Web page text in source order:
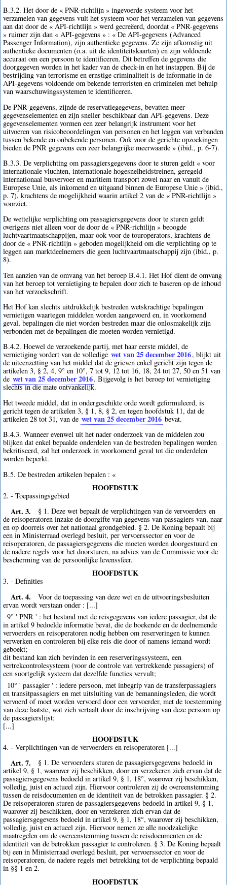
B.3.2. Het door de « PNR-richtlijn » ingevoerde systeem voor het
verzamelen van gegevens vult het systeem voor het verzamelen van gegevens
aan dat door de « API-richtlijn » werd gecreëerd, doordat « PNR-gegevens
» ruimer zijn dan « API-gegevens » : « De API-gegevens (Advanced
Passenger Information), zijn authentieke gegevens. Ze zijn afkomstig uit
authentieke documenten (o.a. uit de identiteitskaarten) en zijn voldoende
accuraat om een persoon te identificeren. Dit betreffen de gegevens die
doorgegeven worden in het kader van de check-in en het instappen. Bij de
bestrijding van terrorisme en ernstige criminaliteit is de informatie in de
API-gegevens voldoende om bekende terroristen en criminelen met behulp
van waarschuwingssystemen te identificeren.
De PNR-gegevens, zijnde de reservatiegegevens, bevatten meer
gegevenselementen en zijn sneller beschikbaar dan API-gegevens. Deze
gegevenselementen vormen een zeer belangrijk instrument voor het
uitvoeren van risicobeoordelingen van personen en het leggen van verbanden
tussen bekende en onbekende personen. Ook voor de gerichte opzoekingen
bieden de PNR gegevens een zeer belangrijke meerwaarde » (ibid., p. 6-7).
B.3.3. De verplichting om passagiersgegevens door te sturen geldt « voor
internationale vluchten, internationale hogesnelheidstreinen, geregeld
internationaal busvervoer en maritiem transport zowel naar en vanuit de
Europese Unie, als inkomend en uitgaand binnen de Europese Unie » (ibid.,
p. 7), krachtens de mogelijkheid waarin artikel 2 van de « PNR-richtlijn »
voorziet.
De wettelijke verplichting om passagiersgegevens door te sturen geldt
overigens niet alleen voor de door de « PNR-richtlijn » beoogde
luchtvaartmaatschappijen, maar ook voor de touroperators, krachtens de
door de « PNR-richtlijn » geboden mogelijkheid om die verplichting op te
leggen aan marktdeelnemers die geen luchtvaartmaatschappij zijn (ibid., p.
8).
Ten aanzien van de omvang van het beroep B.4.1. Het Hof dient de omvang
van het beroep tot vernietiging te bepalen door zich te baseren op de inhoud
van het verzoekschrift.
Het Hof kan slechts uitdrukkelijk bestreden wetskrachtige bepalingen
vernietigen waartegen middelen worden aangevoerd en, in voorkomend
geval, bepalingen die niet worden bestreden maar die onlosmakelijk zijn
verbonden met de bepalingen die moeten worden vernietigd.
B.4.2. Hoewel de verzoekende partij, met haar eerste middel, de
vernietiging vordert van de volledige wet van 25 december 2016, blijkt uit
de uiteenzetting van het middel dat de grieven enkel gericht zijn tegen de
artikelen 3, § 2, 4, 9° en 10°, 7 tot 9, 12 tot 16, 18, 24 tot 27, 50 en 51 van
de wet van 25 december 2016. Bijgevolg is het beroep tot vernietiging
slechts in die mate ontvankelijk.
Het tweede middel, dat in ondergeschikte orde wordt geformuleerd, is
gericht tegen de artikelen 3, § 1, 8, § 2, en tegen hoofdstuk 11, dat de
artikelen 28 tot 31, van de wet van 25 december 2016 bevat.
B.4.3. Wanneer evenwel uit het nader onderzoek van de middelen zou
blijken dat enkel bepaalde onderdelen van de bestreden bepalingen worden
bekritiseerd, zal het onderzoek in voorkomend geval tot die onderdelen
worden beperkt.
B.5. De bestreden artikelen bepalen : «
HOOFDSTUK
2. - Toepassingsgebied
Art. 3.
§ 1. Deze wet bepaalt de verplichtingen van de vervoerders en
de reisoperatoren inzake de doorgifte van gegevens van passagiers van, naar
en op doorreis over het nationaal grondgebied. § 2. De Koning bepaalt bij
een in Ministerraad overlegd besluit, per vervoerssector en voor de
reisoperatoren, de passagiersgegevens die moeten worden doorgestuurd en
de nadere regels voor het doorsturen, na advies van de Commissie voor de
bescherming van de persoonlijke levenssfeer.
HOOFDSTUK
3. - Definities
Art. 4.
Voor de toepassing van deze wet en de uitvoeringsbesluiten
ervan wordt verstaan onder : [...]
9° ' PNR ' : het bestand met de reisgegevens van iedere passagier, dat de
in artikel 9 bedoelde informatie bevat, die de boekende en de deelnemende
vervoerders en reisoperatoren nodig hebben om reserveringen te kunnen
verwerken en controleren bij elke reis die door of namens iemand wordt
geboekt;
dit bestand kan zich bevinden in een reserveringssysteem, een
vertrekcontrolesysteem (voor de controle van vertrekkende passagiers) of
een soortgelijk systeem dat dezelfde functies vervult;
10° ' passagier ' : iedere persoon, met inbegrip van de transferpassagiers
en transitpassagiers en met uitsluiting van de bemanningsleden, die wordt
vervoerd of moet worden vervoerd door een vervoerder, met de toestemming
van deze laatste, wat zich vertaalt door de inschrijving van deze persoon op
de passagierslijst;
[...]
HOOFDSTUK
4. - Verplichtingen van de vervoerders en reisoperatoren [...]
Art. 7.
§ 1. De vervoerders sturen de passagiersgegevens bedoeld in
artikel 9, § 1, waarover zij beschikken, door en verzekeren zich ervan dat de
passagiersgegevens bedoeld in artikel 9, § 1, 18°, waarover zij beschikken,
volledig, juist en actueel zijn. Hiervoor controleren zij de overeenstemming
tussen de reisdocumenten en de identiteit van de betrokken passagier. § 2.
De reisoperatoren sturen de passagiersgegevens bedoeld in artikel 9, § 1,
waarover zij beschikken, door en verzekeren zich ervan dat de
passagiersgegevens bedoeld in artikel 9, § 1, 18°, waarover zij beschikken,
volledig, juist en actueel zijn. Hiervoor nemen ze alle noodzakelijke
maatregelen om de overeenstemming tussen de reisdocumenten en de
identiteit van de betrokken passagier te controleren. § 3. De Koning bepaalt
bij een in Ministerraad overlegd besluit, per vervoerssector en voor de
reisoperatoren, de nadere regels met betrekking tot de verplichting bepaald
in §§ 1 en 2.
HOOFDSTUK